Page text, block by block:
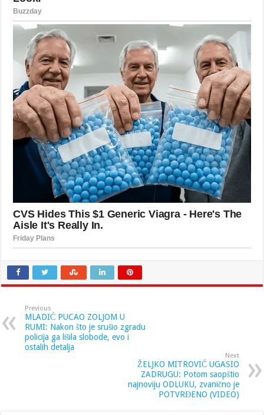
Previous
MLADIĆ PUCAO ZOLJOM U
RUMI: Nakon što je srušio zgradu
policija ga lišila slobode, evo i
ostalih detalja
Next
ŽELJKO MITROVIĆ UGASIO
ZADRUGU: Potom saopštio
najnoviju ODLUKU, zvanično je
POTVRĐENO (VIDEO)